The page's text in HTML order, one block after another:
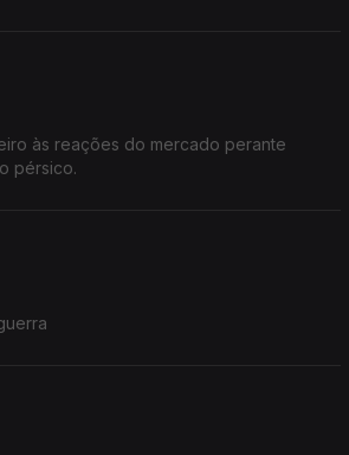
às reações do mercado perante
pérsico.